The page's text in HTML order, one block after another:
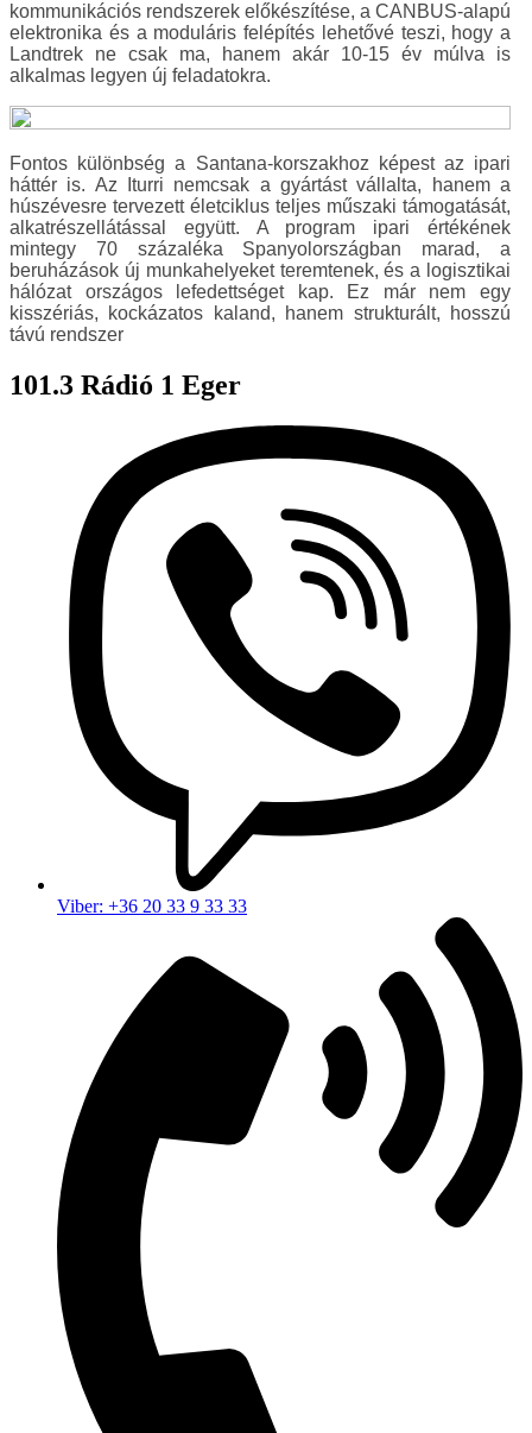
kommunikációs rendszerek előkészítése, a CANBUS-alapú
elektronika és a moduláris felépítés lehetővé teszi, hogy a
Landtrek ne csak ma, hanem akár 10-15 év múlva is
alkalmas legyen új feladatokra.
Fontos különbség a Santana-korszakhoz képest az ipari
háttér is. Az Iturri nemcsak a gyártást vállalta, hanem a
húszévesre tervezett életciklus teljes műszaki támogatását,
alkatrészellátással együtt. A program ipari értékének
mintegy 70 százaléka Spanyolországban marad, a
beruházások új munkahelyeket teremtenek, és a logisztikai
hálózat országos lefedettséget kap. Ez már nem egy
kisszériás, kockázatos kaland, hanem strukturált, hosszú
távú rendszer
101.3 Rádió 1 Eger
Viber: +36 20 33 9 33 33